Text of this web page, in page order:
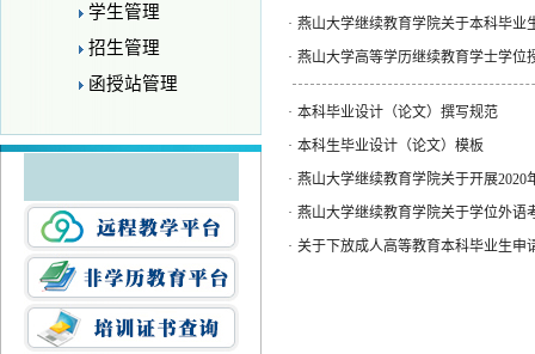
学生管理
招生管理
函授站管理
· 燕山大学继续教育学院关于本科毕业
· 燕山大学高等学历继续教育学士学位
· 本科毕业设计（论文）撰写规范
· 本科生毕业设计（论文）模板
· 燕山大学继续教育学院关于开展
· 燕山大学继续教育学院关于学位外语
· 关于下放成人高等教育本科毕业生申